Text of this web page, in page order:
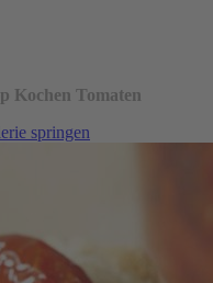
Kochen Tomaten
springen